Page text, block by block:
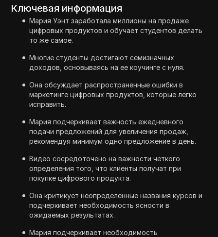
Ключевая информация
Мария Уэнт заработала миллионы на продаже
цифровых продуктов и обучает студентов делать
то же самое.
Многие студенты достигают семизначных
доходов, основываясь на ее коучинге с нуля.
Она обсуждает распространенные ошибки в
маркетинге цифровых продуктов, которые легко
исправить.
Мария подчеркивает важность ежедневного
подачи предложений для увеличения продаж,
рекомендуя минимум одно предложение в день.
Видео сосредоточено на важности четкого
определения того, что клиенты получат при
покупке цифрового продукта.
Она критикует неопределенные названия курсов и
подчеркивает необходимость ясности в
ожидаемых результатах.
Мария подчеркивает необходимость